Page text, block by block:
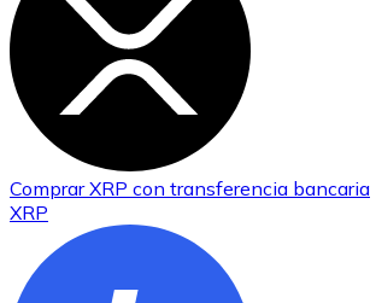
ComprarXRP con transferencia bancaria
XRP